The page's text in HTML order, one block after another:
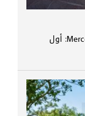
Mercedes-Maybach SL 680 Monogram Series: أول